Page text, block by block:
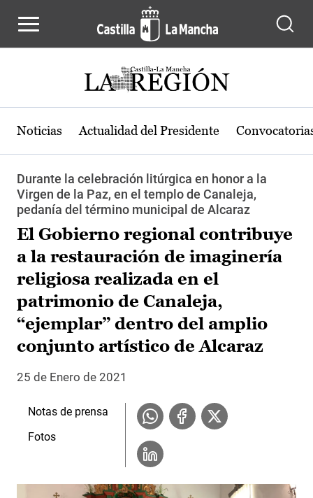
Noticias Actualidad del Presidente
Durante la celebración litúrgica en honor a la
Virgen de la Paz, en el templo de Canaleja,
pedanía del término municipal de Alcaraz
El Gobierno regional contribuye
a la restauración de imaginería
religiosa realizada en el
patrimonio de Canaleja,
“ejemplar” dentro del amplio
conjunto artístico de Alcaraz
25 de Enero de 2021
Notas de prensa
Fotos